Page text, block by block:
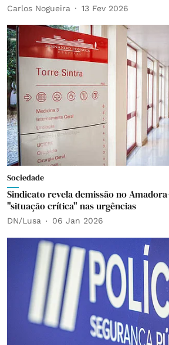
Carlos Nogueira 13 Fev 2026
Sociedade
Sindicato revela demissão no
"situação crítica" nas urgências
DN/Lusa 06 Jan 2026